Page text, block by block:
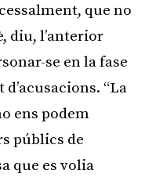
que no
diu, l’anterior
se en la fase
“La
ens podem
públics de
que es volia